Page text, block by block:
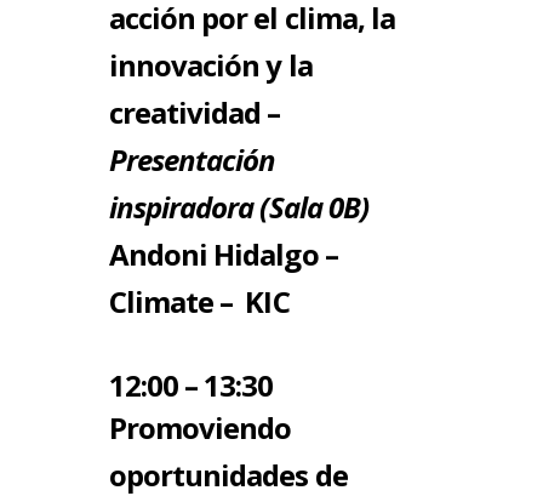
acción por el clima, la
innovación y la
creatividad –
Presentación
inspiradora (Sala 0B)
Andoni Hidalgo –
Climate – KIC
12:00 – 13:30
Promoviendo
oportunidades de